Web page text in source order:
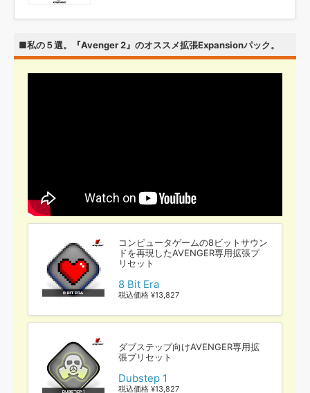
■私の５選。『Avenger 2』のオススメ拡張Expansionパック。
コンピュータゲームの8ビットサウン
ドを再現したAVENGER専用拡張プ
リセット
8 Bit Era
税込価格 ¥13,827
ダブステップ向けAVENGER専用拡
張プリセット
Dubstep 1
税込価格 ¥13,827